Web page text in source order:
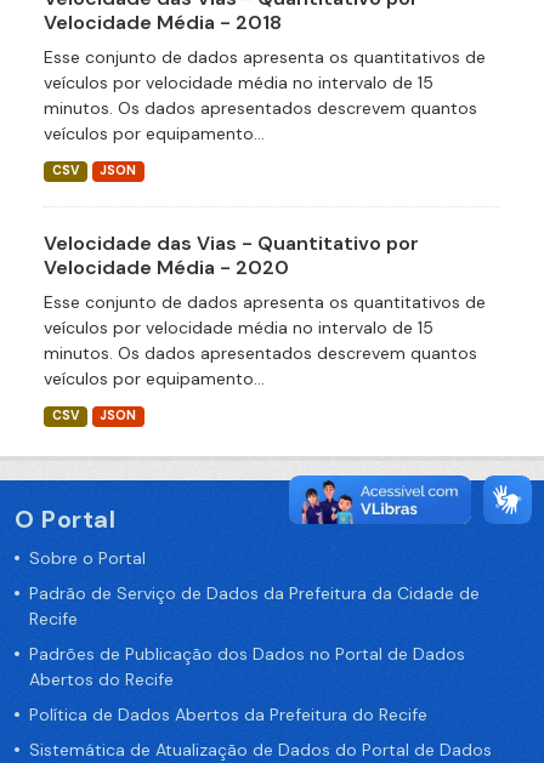
Velocidade Média - 2018
Esse conjunto de dados apresenta os quantitativos de
veículos por velocidade média no intervalo de 15
minutos. Os dados apresentados descrevem quantos
veículos por equipamento...
CSV JSON
Velocidade das Vias - Quantitativo por
Velocidade Média - 2020
Esse conjunto de dados apresenta os quantitativos de
veículos por velocidade média no intervalo de 15
minutos. Os dados apresentados descrevem quantos
veículos por equipamento...
CSV JSON
O Portal
Sobre o Portal
Padrão de Serviço de Dados da Prefeitura da Cidade de
Recife
Padrões de Publicação dos Dados no Portal de Dados
Abertos do Recife
Política de Dados Abertos da Prefeitura do Recife
Sistemática de Atualização de Dados do Portal de Dados